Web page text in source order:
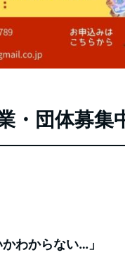
・団体募集
わからない…」